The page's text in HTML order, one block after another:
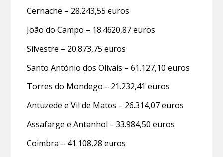
Cernache – 28.243,55 euros
João do Campo – 18.4620,87 euros
Silvestre – 20.873,75 euros
Santo António dos Olivais – 61.127,10 euros
Torres do Mondego – 21.232,41 euros
Antuzede e Vil de Matos – 26.314,07 euros
Assafarge e Antanhol – 33.984,50 euros
Coimbra – 41.108,28 euros